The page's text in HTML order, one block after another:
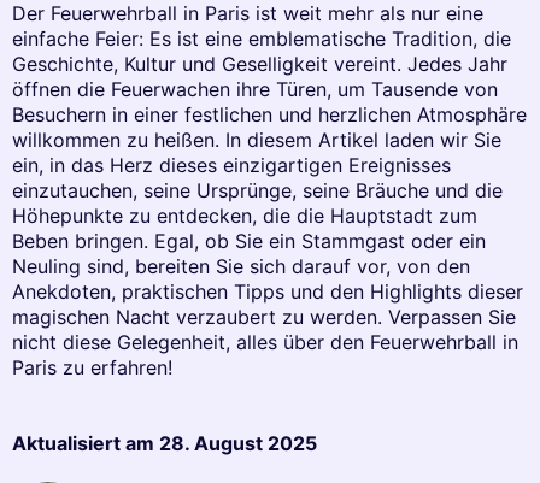
Der Feuerwehrball in Paris ist weit mehr als nur eine
einfache Feier: Es ist eine emblematische Tradition, die
Geschichte, Kultur und Geselligkeit vereint. Jedes Jahr
öffnen die Feuerwachen ihre Türen, um Tausende von
Besuchern in einer festlichen und herzlichen Atmosphäre
willkommen zu heißen. In diesem Artikel laden wir Sie
ein, in das Herz dieses einzigartigen Ereignisses
einzutauchen, seine Ursprünge, seine Bräuche und die
Höhepunkte zu entdecken, die die Hauptstadt zum
Beben bringen. Egal, ob Sie ein Stammgast oder ein
Neuling sind, bereiten Sie sich darauf vor, von den
Anekdoten, praktischen Tipps und den Highlights dieser
magischen Nacht verzaubert zu werden. Verpassen Sie
nicht diese Gelegenheit, alles über den Feuerwehrball in
Paris zu erfahren!
Aktualisiert am 28. August 2025